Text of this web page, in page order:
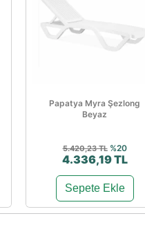
Papatya Myra Şezlong
Beyaz
5.420,23 TL %20
4.336,19 TL
Sepete Ekle